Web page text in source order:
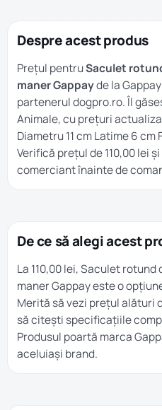
Despre acest produs
Prețul pentruSaculet
maner Gappayde la
partenerul dogpro.ro. Îl
Animale, cu prețuri
Diametru 11 cm Latime 6 cm
Verifică prețul de 110,00 lei
comerciant înainte de
De ce să alegi acest
La 110,00 lei, Saculet
maner Gappay este o
Merită să vezi prețul alături
să citești specificațiile
Produsul poartă marca
aceluiași brand.